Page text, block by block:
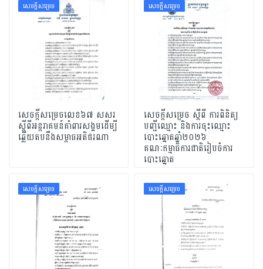
សេចក្ដីសម្រេច
សេចក្តីសម្រេចលេខ៦៧ សសរ
ស្តីពីអន្តរាគមន៍គាំពារសង្គមដើម្បី
ឆ្លើយតបនឹងសម្តាធអតិផរណា
សេចក្ដីសម្រេច
សេចក្តីសម្រេច ស្តីពី ការពិនិត្យ
បញ្ជីឈ្មោះ និងការចុះឈ្មោះ
បោះឆ្នោតឆ្នាំ២០២៦
គណៈកម្មាធិការជាតិរៀបចំការ
បោះឆ្នោត
សេចក្ដីសម្រេច សេចក្ដីសម្រេច